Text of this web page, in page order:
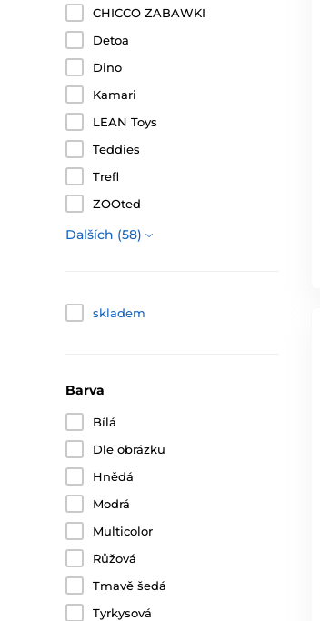
CHICCO ZABAWKI
Detoa
Dino
Kamari
LEAN Toys
Teddies
Trefl
ZOOted
Dalších (58)
skladem
Barva
Bílá
Dle obrázku
Hnědá
Modrá
Multicolor
Růžová
Tmavě šedá
Tyrkysová